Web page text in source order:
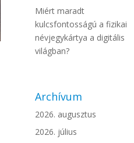
Miért maradt
kulcsfontosságú a fizikai
névjegykártya a digitális
világban?
Archívum
2026. augusztus
2026. július